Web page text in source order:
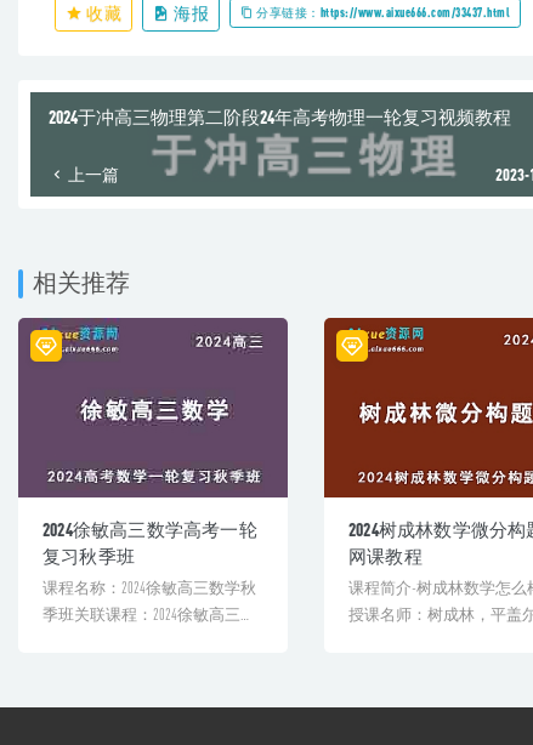
收藏 海报 分享链接：https://www.aixue666.com/33437.html
2024于冲高三物理第二阶段24年高考物理一轮复习视频教程
上一篇
相关推荐
2024徐敏高三数学高考一轮
复习秋季班
课程名称：2024徐敏高三数学秋
季班关联课程：2024徐敏高三数
2024树成林数学微分构
网课教程
课程简介-树成林数学怎么
授课名师：树成林，平盖